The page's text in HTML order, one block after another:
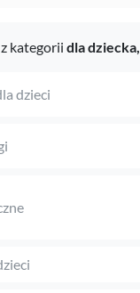
kategorii dla dziecka,
dzieci